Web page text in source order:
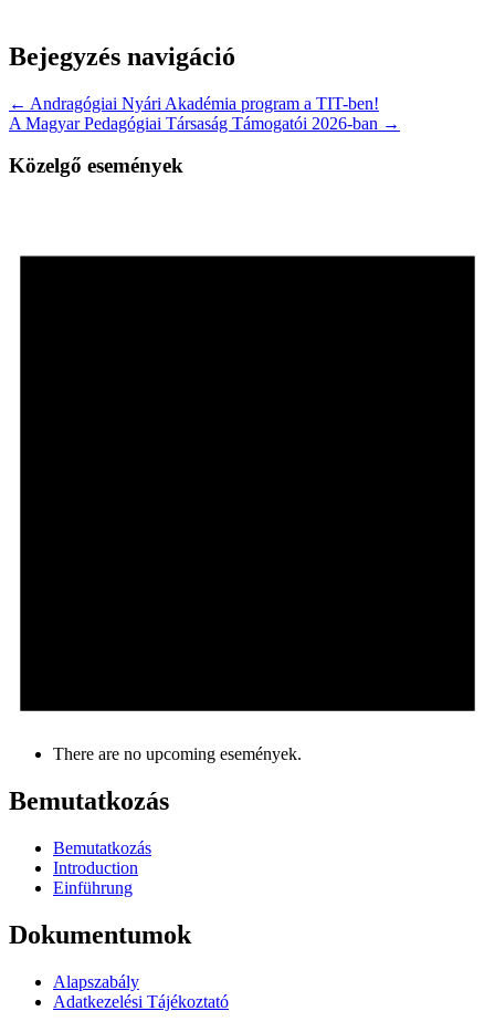
Bejegyzés navigáció
← Andragógiai Nyári Akadémia program a TIT-ben!
A Magyar Pedagógiai Társaság Támogatói 2026-ban →
Közelgő események
There are no upcoming események.
Bemutatkozás
Bemutatkozás
Introduction
Einführung
Dokumentumok
Alapszabály
Adatkezelési Tájékoztató